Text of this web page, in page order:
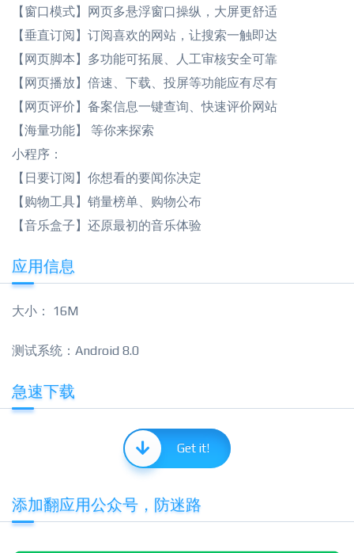
【窗口模式】网页多悬浮窗口操纵，大屏更舒适
【垂直订阅】订阅喜欢的网站，让搜索一触即达
【网页脚本】多功能可拓展、人工审核安全可靠
【网页播放】倍速、下载、投屏等功能应有尽有
【网页评价】备案信息一键查询、快速评价网站
【海量功能】 等你来探索
小程序：
【日要订阅】你想看的要闻你决定
【购物工具】销量榜单、购物公布
【音乐盒子】还原最初的音乐体验
应用信息
大小： 16M
测试系统：Android 8.0
急速下载
Get it!
添加翻应用公众号，防迷路